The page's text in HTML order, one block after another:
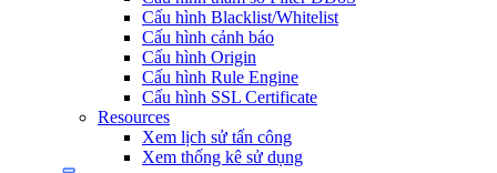
Cấu hình Blacklist/Whitelist
Cấu hình cảnh báo
Cấu hình Origin
Cấu hình Rule Engine
Cấu hình SSL Certificate
Resources
Xem lịch sử tấn công
Xem thống kê sử dụng